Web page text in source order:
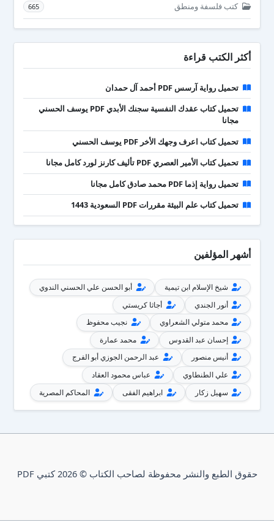
كتب فلسفة ومنطق 665
أكثر الكتب قراءة
تحميل رواية آرسس PDF أحمد آل حمدان
تحميل كتاب عقدك النفسية سجنك الأبدي PDF يوسف الحسني
مجانا
تحميل كتاب اعرف وجهك الأخر PDF يوسف الحسني
تحميل كتاب الأمير العصري PDF تأليف كارنز لورد كامل مجانا
تحميل رواية إذما PDF محمد صادق كامل مجانا
تحميل كتاب علم البيئة مقررات PDF السعودية 1443
أشهر المؤلفين
شيخ الإسلام ابن تيمية
أبو الحسن علي الحسني الندوي
أنور الجندي
أجاثا كريستي
محمد متولي الشعراوي
نجيب محفوظ
إحسان عبد القدوس
محمد عمارة
أنيس منصور
عبد الرحمن الجوزي أبو الفرج
علي الطنطاوي
عباس محمود العقاد
سهيل زكار
ابراهيم الفقى المحاكم المصرية
حقوق الطبع والنشر محفوظة لصاحب الكتاب © 2026 كتبي PDF